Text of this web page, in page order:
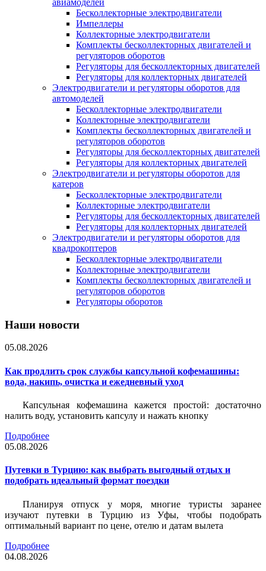
авиамоделей
Бесколлекторные электродвигатели
Импеллеры
Коллекторные электродвигатели
Комплекты бесколлекторных двигателей и
регуляторов оборотов
Регуляторы для бесколлекторных двигателей
Регуляторы для коллекторных двигателей
Электродвигатели и регуляторы оборотов для
автомоделей
Бесколлекторные электродвигатели
Коллекторные электродвигатели
Комплекты бесколлекторных двигателей и
регуляторов оборотов
Регуляторы для бесколлекторных двигателей
Регуляторы для коллекторных двигателей
Электродвигатели и регуляторы оборотов для
катеров
Бесколлекторные электродвигатели
Коллекторные электродвигатели
Регуляторы для бесколлекторных двигателей
Регуляторы для коллекторных двигателей
Электродвигатели и регуляторы оборотов для
квадрокоптеров
Бесколлекторные электродвигатели
Коллекторные электродвигатели
Комплекты бесколлекторных двигателей и
регуляторов оборотов
Регуляторы оборотов
Наши новости
05.08.2026
Как продлить срок службы капсульной кофемашины:
вода, накипь, очистка и ежедневный уход
Капсульная кофемашина кажется простой: достаточно
налить воду, установить капсулу и нажать кнопку
Подробнее
05.08.2026
Путевки в Турцию: как выбрать выгодный отдых и
подобрать идеальный формат поездки
Планируя отпуск у моря, многие туристы заранее
изучают путевки в Турцию из Уфы, чтобы подобрать
оптимальный вариант по цене, отелю и датам вылета
Подробнее
04.08.2026